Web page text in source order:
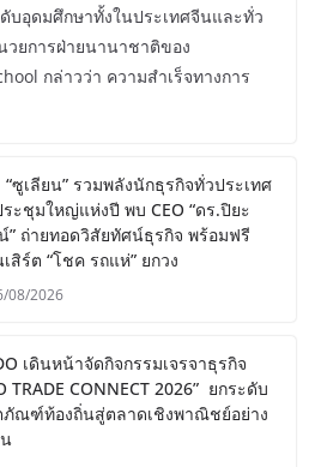
บอุดมศึกษาทั้งในประเทศจีนและทั่ว
ยการฝ่ายนานาชาติของ
กล่าวว่า ความสำเร็จทางการ
ซูเลียน” รวมพลังนักธุรกิจทั่วประเทศ
ะชุมใหญ่แห่งปี พบ CEO “ดร.ปิยะ
” ถ่ายทอดวิสัยทัศน์ธุรกิจ พร้อมฟรี
สิร์ต “โชค รถแห่” ยกวง
08/2026
เดินหน้าจัดกิจกรรมเจรจาธุรกิจ
TRADE CONNECT 2026” ยกระดับ
ภัณฑ์ท้องถิ่นสู่ตลาดเชิงพาณิชย์อย่าง